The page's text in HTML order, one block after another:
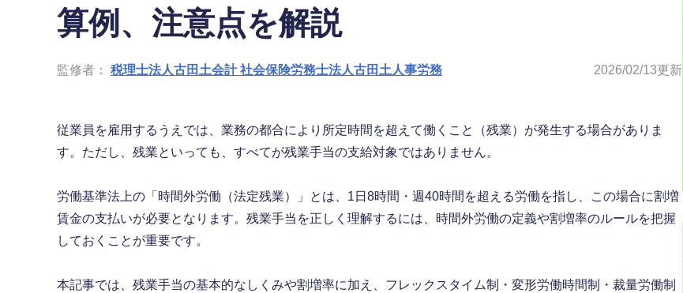
算例、注意点を解説
監修者： 税理士法人古田土会計 社会保険労務士法人古田土人事労務 2026/02/13更新
従業員を雇用するうえでは、業務の都合により所定時間を超えて働くこと（残業）が発生する場合がありま
す。ただし、残業といっても、すべてが残業手当の支給対象ではありません。
労働基準法上の「時間外労働（法定残業）」とは、1日8時間・週40時間を超える労働を指し、この場合に割増
賃金の支払いが必要となります。残業手当を正しく理解するには、時間外労働の定義や割増率のルールを把握
しておくことが重要です。
本記事では、残業手当の基本的なしくみや割増率に加え、フレックスタイム制・変形労働時間制・裁量労働制